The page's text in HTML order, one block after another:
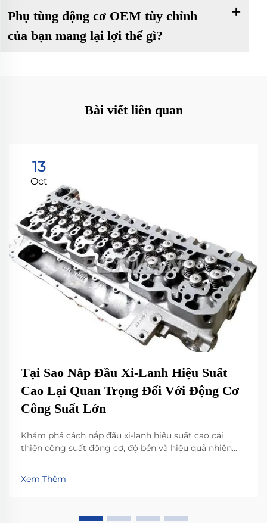
Phụ tùng động cơ OEM tùy chỉnh
của bạn mang lại lợi thế gì?
Bài viết liên quan
13
Oct
Tại Sao Nắp Đầu Xi-Lanh Hiệu Suất
Cao Lại Quan Trọng Đối Với Động Cơ
Công Suất Lớn
Khám phá cách nắp đầu xi-lanh hiệu suất cao cải
thiện công suất động cơ, độ bền và hiệu quả nhiên
đằng sau vật liệu tiên tiến và tối ưu hóa luồng khí.
Xem dữ liệu thực tế và nâng cấp một cách tự tin.
Xem Thêm